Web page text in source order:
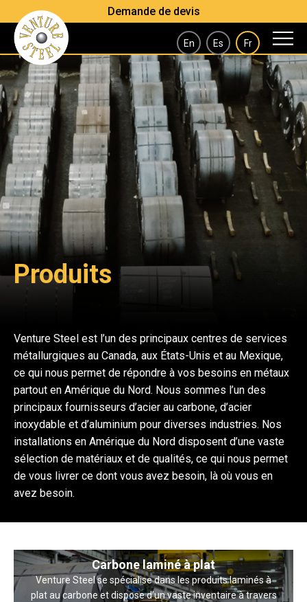
En Es Fr
Demande de devis
Produits
Venture Steel est l’un des principaux centres de services
métallurgiques au Canada, aux États-Unis et au Mexique,
ce qui nous permet de répondre à vos besoins en métaux
partout en Amérique du Nord. Nous sommes l’un des
principaux fournisseurs d’acier au carbone, d’acier
inoxydable et d’aluminium pour diverses industries. Nos
installations en Amérique du Nord disposent d’une vaste
sélection de matériaux et de qualités, ce qui nous permet
de vous livrer ce dont vous avez besoin, là où vous en
avez besoin.
Carbone laminé à plat
Venture Steel se spécialise dans les produits laminés à
plat au carbone et dispose d’un vaste inventaire à travers